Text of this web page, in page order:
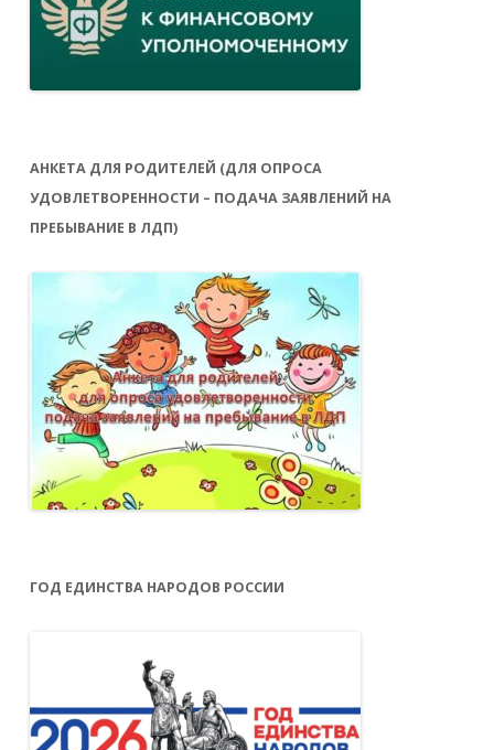
АНКЕТА ДЛЯ РОДИТЕЛЕЙ (ДЛЯ ОПРОСА
УДОВЛЕТВОРЕННОСТИ – ПОДАЧА ЗАЯВЛЕНИЙ НА
ПРЕБЫВАНИЕ В ЛДП)
ГОД ЕДИНСТВА НАРОДОВ РОССИИ